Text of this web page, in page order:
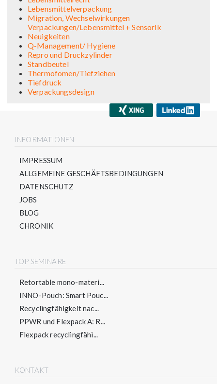
Lebensmittelverpackung
Migration, Wechselwirkungen
Verpackungen/Lebensmittel + Sensorik
Neuigkeiten
Q-Management/ Hygiene
Repro und Druckzylinder
Standbeutel
Thermofomen/Tiefziehen
Tiefdruck
Verpackungsdesign
INFORMATIONEN
IMPRESSUM
ALLGEMEINE GESCHÄFTSBEDINGUNGEN
DATENSCHUTZ
JOBS
BLOG
CHRONIK
TOP SEMINARE
Retortable mono-materi...
INNO-Pouch: Smart Pouc...
Recyclingfähigkeit nac...
PPWR und Flexpack A: R...
Flexpack recyclingfähi...
KONTAKT